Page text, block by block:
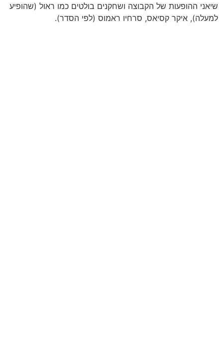
שיאני ההופעות של הקבוצה ושחקנים בולטים כמו ראול (שהופיע
למעלה), איקר קסיאס, סרחיו ראמוס (לפי הסדר).